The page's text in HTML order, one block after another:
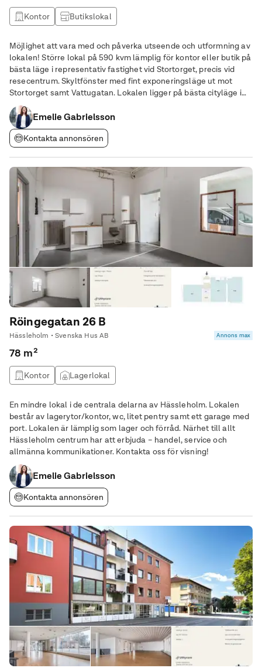
Kontor Butikslokal
Möjlighet att vara med och påverka utseende och utformning av
lokalen! Större lokal på 590 kvm lämplig för kontor eller butik på
bästa läge i representativ fastighet vid Stortorget, precis vid
resecentrum. Skyltfönster med fint exponeringsläge ut mot
Stortorget samt Vattugatan. Lokalen ligger på bästa cityläge i
Hässleholm bara ett stenkast från resecentrum, matbutiker,
restauranger och andra
Emelie Gabrielsson
Kontakta annonsören
Röingegatan 26 B
Hässleholm • Svenska Hus AB Annons max
78 m²
Kontor Lagerlokal
En mindre lokal i de centrala delarna av Hässleholm. Lokalen
består av lagerytor/kontor, wc, litet pentry samt ett garage med
port. Lokalen är lämplig som lager och förråd. Närhet till allt
Hässleholm centrum har att erbjuda – handel, service och
allmänna kommunikationer. Kontakta oss för visning!
Emelie Gabrielsson
Kontakta annonsören